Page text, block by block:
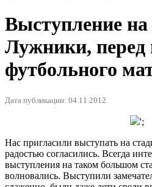
Выступление на
Лужники, перед
футбольного
Дата публикации: 04.11.2012
';
Нас пригласили выступать на
радостью согласились. Всегда
выступления на таком большом
волновались. Выступили